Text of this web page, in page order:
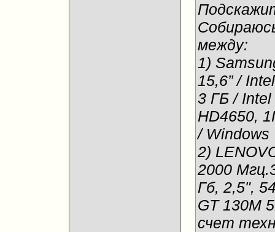
между:
1)
15,6” /
3 ГБ / Intel
HD4650,
/ Windows
2)
2000
Гб, 2,5",
GT 130M
счет